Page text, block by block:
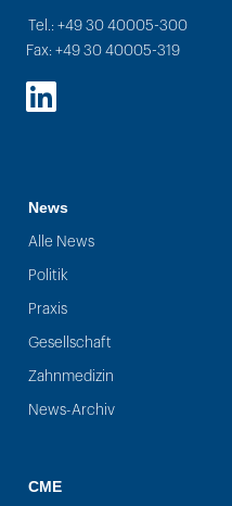
Tel.: +49 30 40005-300
Fax: +49 30 40005-319
LinkedIn
News
Alle News
Politik
Praxis
Gesellschaft
Zahnmedizin
News-Archiv
CME